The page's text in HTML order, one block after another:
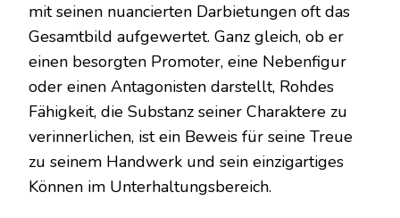
mit seinen nuancierten Darbietungen oft das
Gesamtbild aufgewertet. Ganz gleich, ob er
einen besorgten Promoter, eine Nebenfigur
oder einen Antagonisten darstellt, Rohdes
Fähigkeit, die Substanz seiner Charaktere zu
verinnerlichen, ist ein Beweis für seine Treue
zu seinem Handwerk und sein einzigartiges
Können im Unterhaltungsbereich.